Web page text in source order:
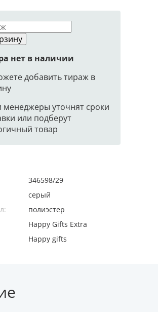
нет в наличии
добавить тираж в
уточнят сроки
или подберут
товар
346598/29
серый
полиэстер
Happy Gifts Extra
Happy gifts